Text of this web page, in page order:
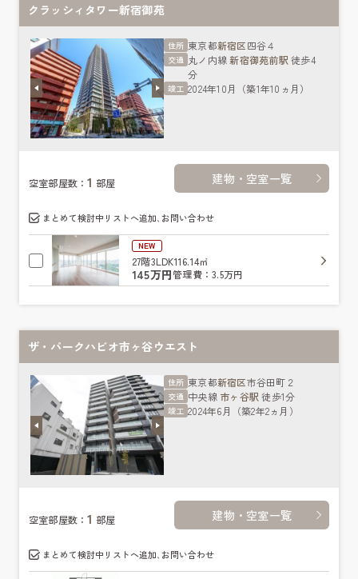
クラッシィタワー新宿御苑
住所 東京都新宿区四谷４
交通 丸ノ内線新宿御苑前駅 徒歩4
分
竣工 2024年10月（築1年10ヵ月）
空室部屋数：1 部屋 建物・空室一覧
まとめて検討中リストへ追加､お問い合わせ
NEW
27階3LDK116.14㎡
145万円管理費：3.5万円
ザ・パークハビオ市ヶ谷ウエスト
住所 東京都新宿区市谷田町２
交通 中央線 市ヶ谷駅 徒歩1分
竣工 2024年6月（築2年2ヵ月）
空室部屋数：1 部屋 建物・空室一覧
まとめて検討中リストへ追加､お問い合わせ